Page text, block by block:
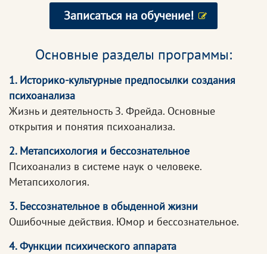
Записаться на обучение!
Основные разделы программы:
1. Историко-культурные предпосылки создания
психоанализа
Жизнь и деятельность З. Фрейда. Основные
открытия и понятия психоанализа.
2. Метапсихология и бессознательное
Психоанализ в системе наук о человеке.
Метапсихология.
3. Бессознательное в обыденной жизни
Ошибочные действия. Юмор и бессознательное.
4. Функции психического аппарата